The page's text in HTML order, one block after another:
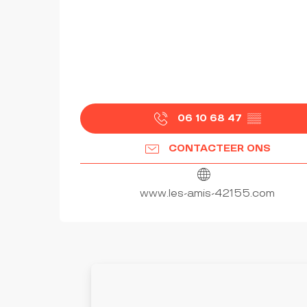
06 10 68 47 ▒▒
CONTACTEER ONS
www.les-amis-42155.com